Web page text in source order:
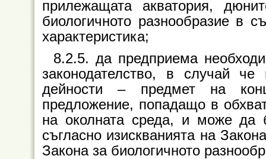
прилежащата акватория,
биологичното разнообразие в
характеристика;
8.2.5. да предприема
законодателство, в случай
дейности – предмет на
предложение, попадащо в
на околната среда, и може да
съгласно изискванията на
Закона за биологичното